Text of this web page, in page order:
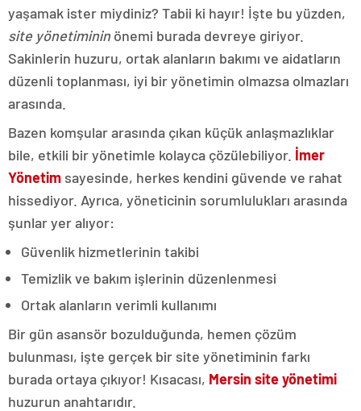
yaşamak ister miydiniz? Tabii ki hayır! İşte bu yüzden,
site yönetiminin önemi burada devreye giriyor.
Sakinlerin huzuru, ortak alanların bakımı ve aidatların
düzenli toplanması, iyi bir yönetimin olmazsa olmazları
arasında.
Bazen komşular arasında çıkan küçük anlaşmazlıklar
bile, etkili bir yönetimle kolayca çözülebiliyor. İmer
Yönetim sayesinde, herkes kendini güvende ve rahat
hissediyor. Ayrıca, yöneticinin sorumlulukları arasında
şunlar yer alıyor:
Güvenlik hizmetlerinin takibi
Temizlik ve bakım işlerinin düzenlenmesi
Ortak alanların verimli kullanımı
Bir gün asansör bozulduğunda, hemen çözüm
bulunması, işte gerçek bir site yönetiminin farkı
burada ortaya çıkıyor! Kısacası, Mersin site yönetimi
huzurun anahtarıdır.